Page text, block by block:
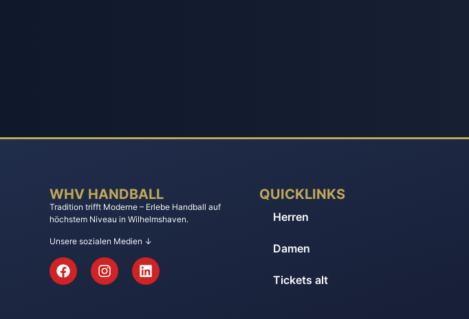
WHV HANDBALL
Tradition trifft Moderne – Erlebe Handball auf
höchstem Niveau in Wilhelmshaven.
Unsere sozialen Medien ↓
QUICKLINKS
Herren
Damen
Tickets alt